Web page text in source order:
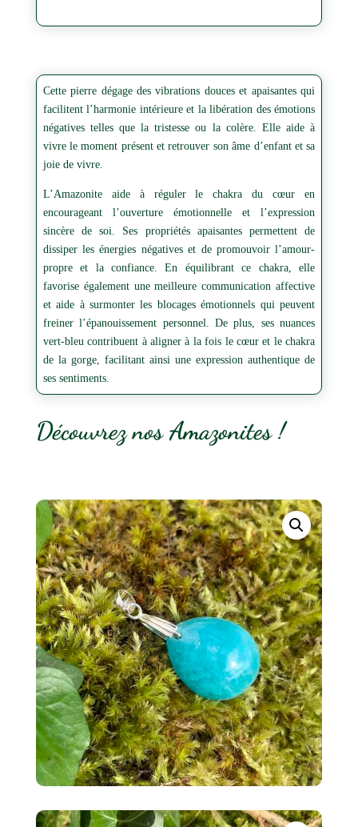
Cette pierre dégage des vibrations douces et apaisantes qui
facilitent l’harmonie intérieure et la libération des émotions
négatives telles que la tristesse ou la colère. Elle aide à
vivre le moment présent et retrouver son âme d’enfant et sa
joie de vivre.
L’Amazonite aide à réguler le chakra du cœur en
encourageant l’ouverture émotionnelle et l’expression
sincère de soi. Ses propriétés apaisantes permettent de
dissiper les énergies négatives et de promouvoir l’amour-
propre et la confiance. En équilibrant ce chakra, elle
favorise également une meilleure communication affective
et aide à surmonter les blocages émotionnels qui peuvent
freiner l’épanouissement personnel. De plus, ses nuances
vert-bleu contribuent à aligner à la fois le cœur et le chakra
de la gorge, facilitant ainsi une expression authentique de
ses sentiments.
Découvrez nos Amazonites !